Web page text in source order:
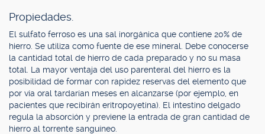
Propiedades.
El sulfato ferroso es una sal inorgánica que contiene 20% de
hierro. Se utiliza como fuente de ese mineral. Debe conocerse
la cantidad total de hierro de cada preparado y no su masa
total. La mayor ventaja del uso parenteral del hierro es la
posibilidad de formar con rapidez reservas del elemento que
por vía oral tardarían meses en alcanzarse (por ejemplo, en
pacientes que recibirán eritropoyetina). El intestino delgado
regula la absorción y previene la entrada de gran cantidad de
hierro al torrente sanguíneo.